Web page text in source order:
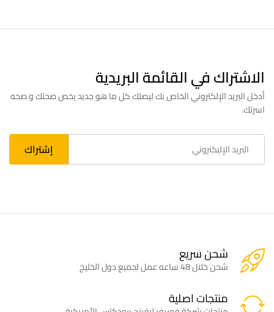
الاشتراك في القائمة البريدية
أدخل البريد الإلكتروني الخاص بك ليصلك كل ما هو جديد يخص صحتك و صحه
اسرتك.
شحن سريع
شحن خلال 48 ساعه عمل لجميع دول الخليج
منتجات اصلية